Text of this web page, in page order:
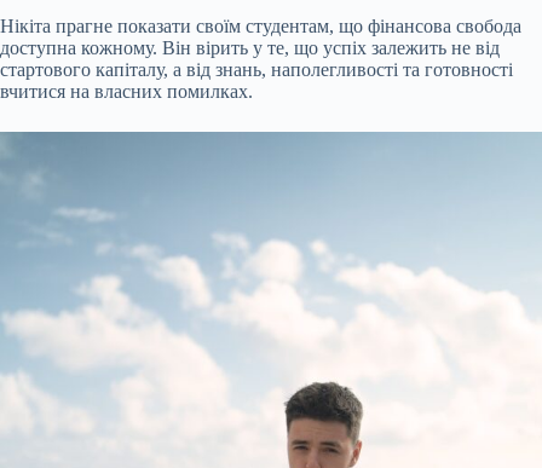
Нікіта прагне показати своїм студентам, що фінансова свобода
доступна кожному. Він вірить у те, що успіх залежить не від
стартового капіталу, а від знань, наполегливості та готовності
вчитися на власних помилках.